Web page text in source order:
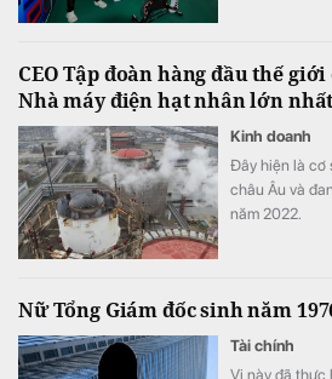
Invest.
CEO Tập đoàn hàng đầu thế
Nhà máy điện hạt nhân lớn
Kinh doanh
Đây hiện là cơ
châu Âu và
năm 2022.
Nữ Tổng Giám đốc sinh năm
Tài chính
Vị này đã thực